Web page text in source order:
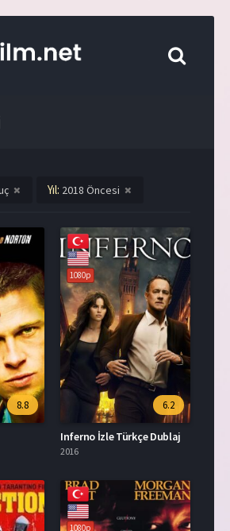
Yıl: 2018 Öncesi
8.8
1080p
6.2
Inferno İzle Türkçe Dublaj
2016
1080p